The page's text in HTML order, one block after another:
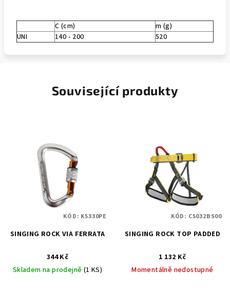
C (cm)
m (g)
UNI
140 - 200 520
Související produkty
SINGING ROCK VIA FERRATA
344 Kč
Skladem na prodejně (1 KS)
KÓD: K5330PE
SINGING ROCK TOP PADDED
1 132 Kč
Momentálně nedostupné
KÓD: C5032BS00